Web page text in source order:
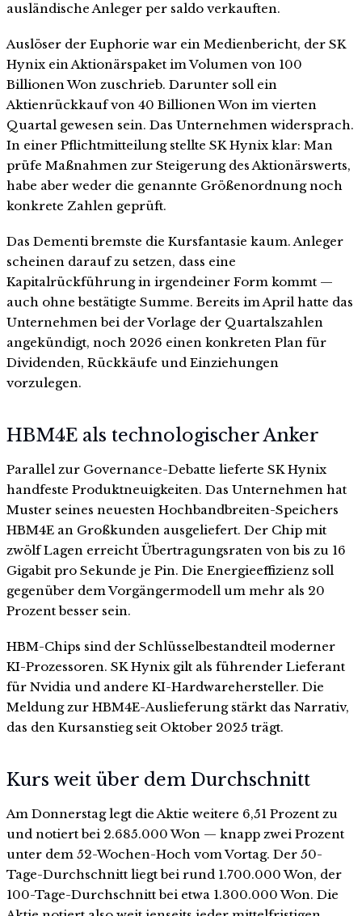
ausländische Anleger per saldo verkauften.
Auslöser der Euphorie war ein Medienbericht, der SK
Hynix ein Aktionärspaket im Volumen von 100
Billionen Won zuschrieb. Darunter soll ein
Aktienrückkauf von 40 Billionen Won im vierten
Quartal gewesen sein. Das Unternehmen widersprach.
In einer Pflichtmitteilung stellte SK Hynix klar: Man
prüfe Maßnahmen zur Steigerung des Aktionärswerts,
habe aber weder die genannte Größenordnung noch
konkrete Zahlen geprüft.
Das Dementi bremste die Kursfantasie kaum. Anleger
scheinen darauf zu setzen, dass eine
Kapitalrückführung in irgendeiner Form kommt —
auch ohne bestätigte Summe. Bereits im April hatte das
Unternehmen bei der Vorlage der Quartalszahlen
angekündigt, noch 2026 einen konkreten Plan für
Dividenden, Rückkäufe und Einziehungen
vorzulegen.
HBM4E als technologischer Anker
Parallel zur Governance-Debatte lieferte SK Hynix
handfeste Produktneuigkeiten. Das Unternehmen hat
Muster seines neuesten Hochbandbreiten-Speichers
HBM4E an Großkunden ausgeliefert. Der Chip mit
zwölf Lagen erreicht Übertragungsraten von bis zu 16
Gigabit pro Sekunde je Pin. Die Energieeffizienz soll
gegenüber dem Vorgängermodell um mehr als 20
Prozent besser sein.
HBM-Chips sind der Schlüsselbestandteil moderner
KI-Prozessoren. SK Hynix gilt als führender Lieferant
für Nvidia und andere KI-Hardwarehersteller. Die
Meldung zur HBM4E-Auslieferung stärkt das Narrativ,
das den Kursanstieg seit Oktober 2025 trägt.
Kurs weit über dem Durchschnitt
Am Donnerstag legt die Aktie weitere 6,51 Prozent zu
und notiert bei 2.685.000 Won — knapp zwei Prozent
unter dem 52-Wochen-Hoch vom Vortag. Der 50-
Tage-Durchschnitt liegt bei rund 1.700.000 Won, der
100-Tage-Durchschnitt bei etwa 1.300.000 Won. Die